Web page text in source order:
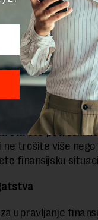
procena
ni mnogi
20 miliona,
a zarađujete
šta ste potrošili
trošite više
finansijsku
upravljanje